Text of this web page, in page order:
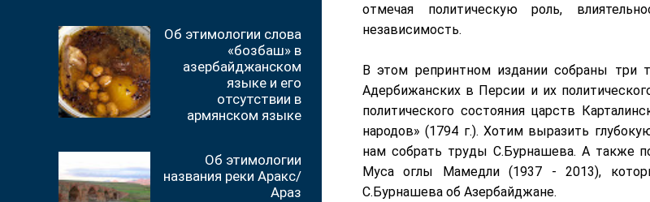
Об этимологии слова
«бозбаш» в
азербайджанском
языке и его
отсутствии в
армянском языке
Об этимологии
названия реки Аракс/
Араз
отмечая политическую роль,
независимость.
В этом репринтном издании собраны три
Адербижанских в Персии и их
политического состояния царств
народов» (1794 г.). Хотим выразить
нам собрать труды С.Бурнашева. А также
Муса оглы Мамедли (1937 - 2013),
С.Бурнашева об Азербайджане.